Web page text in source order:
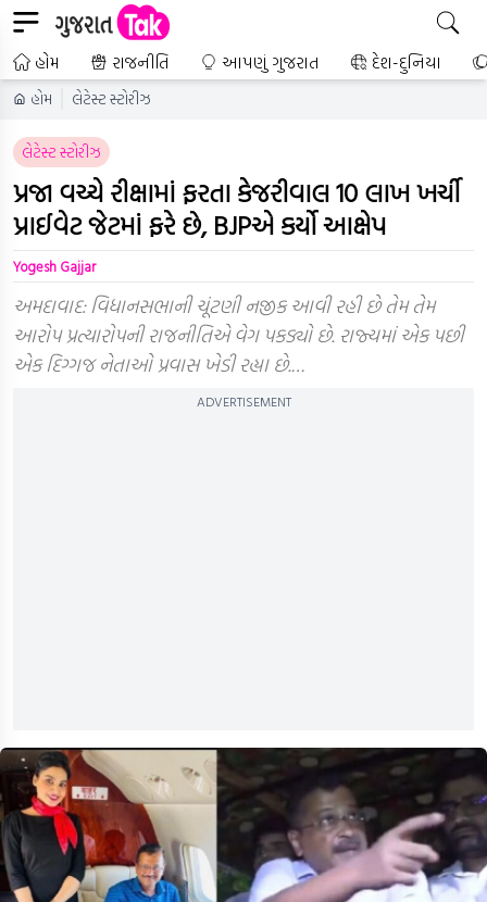
હોમ રાજનીતિ આપણું ગુજરાત દેશ-દુનિયા
હોમ લેટેસ્ટ સ્ટોરીઝ
લેટેસ્ટ સ્ટોરીઝ
પ્રજા વચ્ચે રીક્ષામાં ફરતા કેજરીવાલ 10 લાખ ખર્ચી
પ્રાઈવેટ જેટમાં ફરે છે, BJPએ કર્યો આક્ષેપ
Yogesh Gajjar
અમદાવાદ: વિધાનસભાની ચૂંટણી નજીક આવી રહી છે તેમ તેમ
આરોપ પ્રત્યારોપની રાજનીતિએ વેગ પકડ્યો છે. રાજ્યમાં એક પછી
એક દિગ્ગજ નેતાઓ પ્રવાસ ખેડી રહ્યા છે.…
ADVERTISEMENT